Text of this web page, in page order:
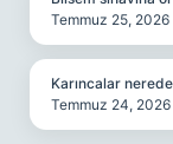
Temmuz 25, 2026
Karıncalar
Temmuz 24, 2026